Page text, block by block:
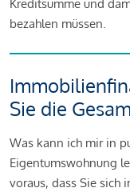
Kreditsumme und
bezahlen müssen.
Sie die
Was kann ich mir in
Eigentumswohnung
voraus, dass Sie sich